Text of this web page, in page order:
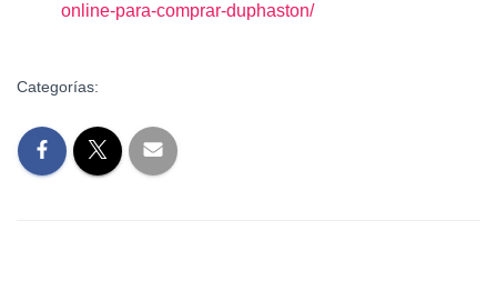
online-para-comprar-duphaston/
Categorías: